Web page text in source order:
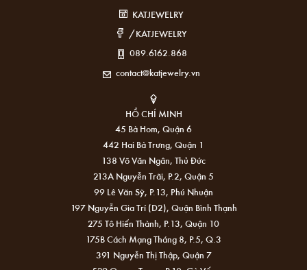
KATJEWELRY
/KATJEWELRY
089.6162.868
contact@katjewelry.vn
HỒ CHÍ MINH
45 Bà Hom, Quận 6
442 Hai Bà Trưng, Quận 1
138 Võ Văn Ngân, Thủ Đức
213A Nguyễn Trãi, P.2, Quận 5
99 Lê Văn Sỹ, P.13, Phú Nhuận
197 Nguyễn Gia Trí (D2), Quận Bình Thạnh
275 Tô Hiến Thành, P.13, Quận 10
175B Cách Mạng Tháng 8, P.5, Q.3
391 Nguyễn Thị Thập, Quận 7